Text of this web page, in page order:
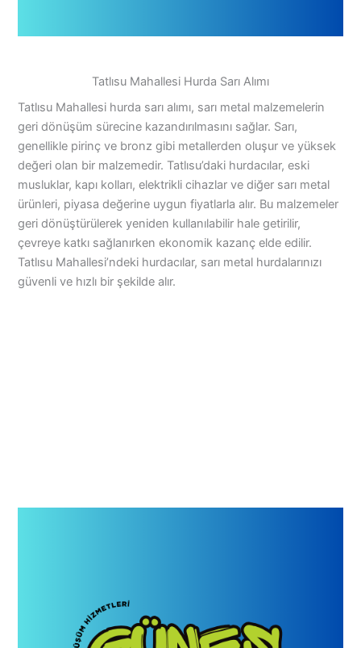
Tatlısu Mahallesi Hurda Sarı Alımı
Tatlısu Mahallesi hurda sarı alımı, sarı metal malzemelerin
geri dönüşüm sürecine kazandırılmasını sağlar. Sarı,
genellikle pirinç ve bronz gibi metallerden oluşur ve yüksek
değeri olan bir malzemedir. Tatlısu’daki hurdacılar, eski
musluklar, kapı kolları, elektrikli cihazlar ve diğer sarı metal
ürünleri, piyasa değerine uygun fiyatlarla alır. Bu malzemeler
geri dönüştürülerek yeniden kullanılabilir hale getirilir,
çevreye katkı sağlanırken ekonomik kazanç elde edilir.
Tatlısu Mahallesi’ndeki hurdacılar, sarı metal hurdalarınızı
güvenli ve hızlı bir şekilde alır.